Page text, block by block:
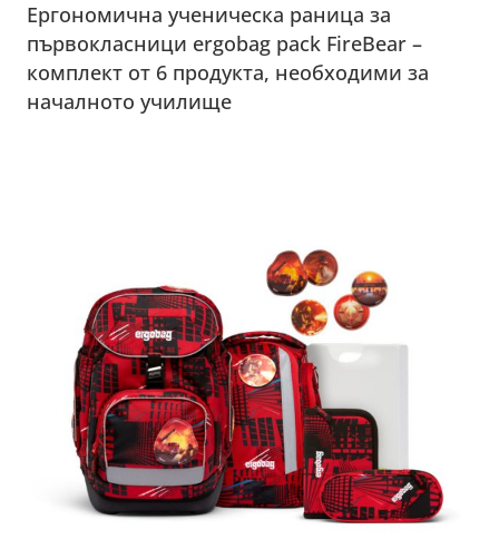
Ергономична ученическа раница за
първокласници ergobag pack FireBear –
комплект от 6 продукта, необходими за
началното училище